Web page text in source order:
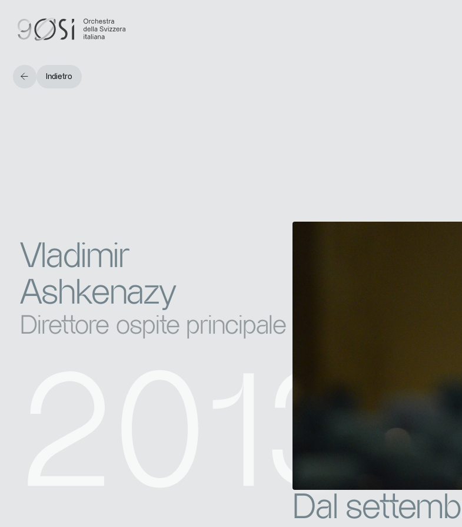
Indietro
2013
Vladimir
Ashkenazy
Direttore ospite principale
Dal